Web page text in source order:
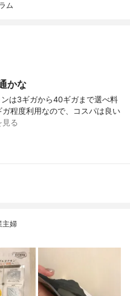
ム
かな
は3ギガから40ギガまで選べ料
程度利用なので、コスパは良い
見る
主婦